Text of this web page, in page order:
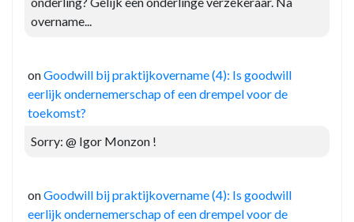
overname...
onGoodwill bij praktijkovername (4): Is goodwill
eerlijk ondernemerschap of een drempel voor de
toekomst?
Sorry: @ Igor Monzon !
onGoodwill bij praktijkovername (4): Is goodwill
eerlijk ondernemerschap of een drempel voor de